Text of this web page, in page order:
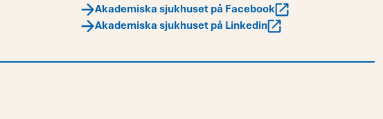
Akademiska sjukhuset på Facebook
Akademiska sjukhuset på Linkedin